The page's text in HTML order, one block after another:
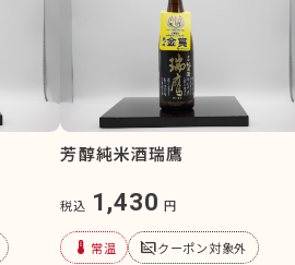
芳醇純米酒瑞鷹
税込 1,430 円
device_thermostat 常温 subtitles_offクーポン対象外